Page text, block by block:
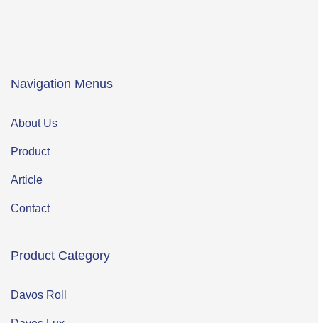
Navigation Menus
About Us
Product
Article
Contact
Product Category
Davos Roll